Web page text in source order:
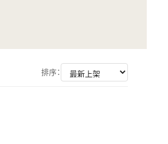
排序：